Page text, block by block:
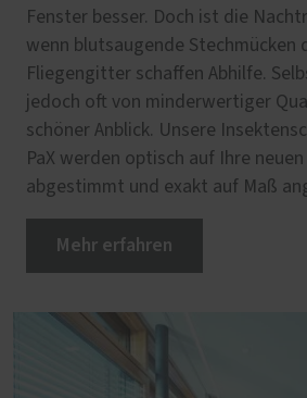
Fenster besser. Doch ist die
wenn blutsaugende Stechmücken
Fliegengitter schaffen Abhilfe.
jedoch oft von minderwertiger
schöner Anblick. Unsere
PaX werden optisch auf Ihre
abgestimmt und exakt auf Maß
Mehr erfahren